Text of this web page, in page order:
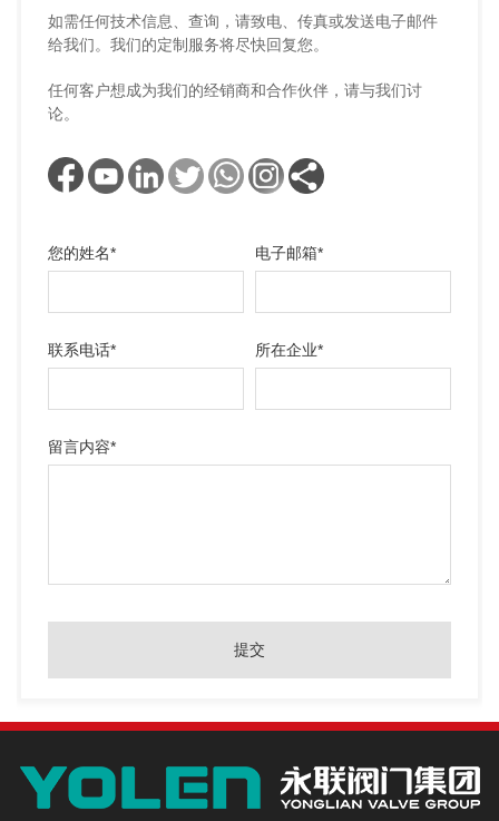
如需任何技术信息、查询，请致电、传真或发送电子邮件
给我们。我们的定制服务将尽快回复您。
任何客户想成为我们的经销商和合作伙伴，请与我们讨
论。
您的姓名* 电子邮箱*
联系电话* 所在企业*
留言内容*
提交